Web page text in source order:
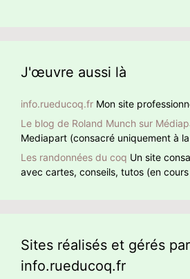
J'œuvre aussi là
info.rueducoq.fr Mon site
Le blog de Roland Munch sur
Mediapart (consacré uniquement à
Les randonnées du coq Un site
avec cartes, conseils, tutos (en
Sites réalisés et gérés par
info.rueducoq.fr